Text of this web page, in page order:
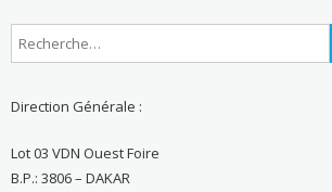
Direction Générale :
Lot 03 VDN Ouest Foire
B.P.: 3806 – DAKAR